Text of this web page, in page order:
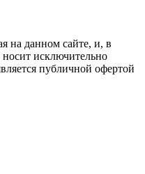
на данном сайте, и, в
носит исключительно
публичной офертой